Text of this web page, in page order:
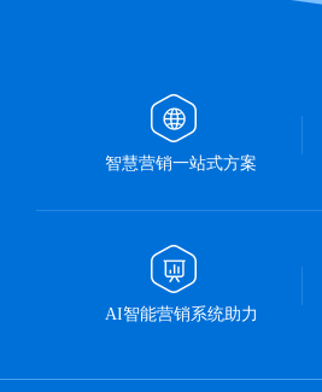
智慧营销一站式方案
AI智能营销系统助力